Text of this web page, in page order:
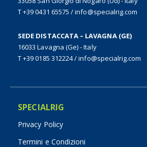
T +39 0431 65575 /info@specialrig.com
SEDE DISTACCATA – LAVAGNA (GE)
16033 Lavagna (Ge) - Italy
T +39 0185 312224/info@specialrig.com
SPECIALRIG
Privacy Policy
Termini e Condizioni